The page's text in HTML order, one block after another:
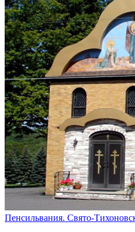
Пенсильвания. Свято-